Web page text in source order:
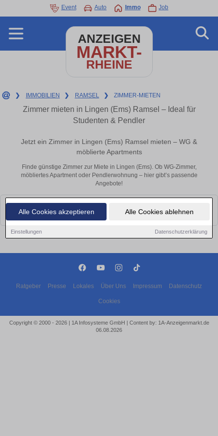
Alle Cookies akzeptieren Alle Cookies ablehnen
Einstellungen Datenschutzerklärung
Event Auto Immo Job
ANZEIGEN
MARKT-
RHEINE
❯ IMMOBILIEN ❯ RAMSEL ❯ ZIMMER-MIETEN
Zimmer mieten in Lingen (Ems) Ramsel – Ideal für
Studenten & Pendler
Jetzt ein Zimmer in Lingen (Ems) Ramsel mieten – WG &
möblierte Apartments
Finde günstige Zimmer zur Miete in Lingen (Ems). Ob WG-Zimmer,
möbliertes Apartment oder Pendlerwohnung – hier gibt’s passende
Angebote!
Leider konnten wir derzeit keine passenden Objekte finden. Schauen Sie
bald wieder vorbei!
Ratgeber Presse Lokales Über Uns Impressum Datenschutz
Cookies
Copyright © 2000 - 2026 | 1A Infosysteme GmbH | Content by: 1A-Anzeigenmarkt.de
06.08.2026